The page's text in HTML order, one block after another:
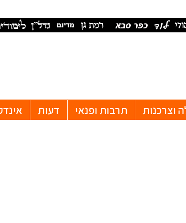
וצרכנות תרבות ופנאי דעות